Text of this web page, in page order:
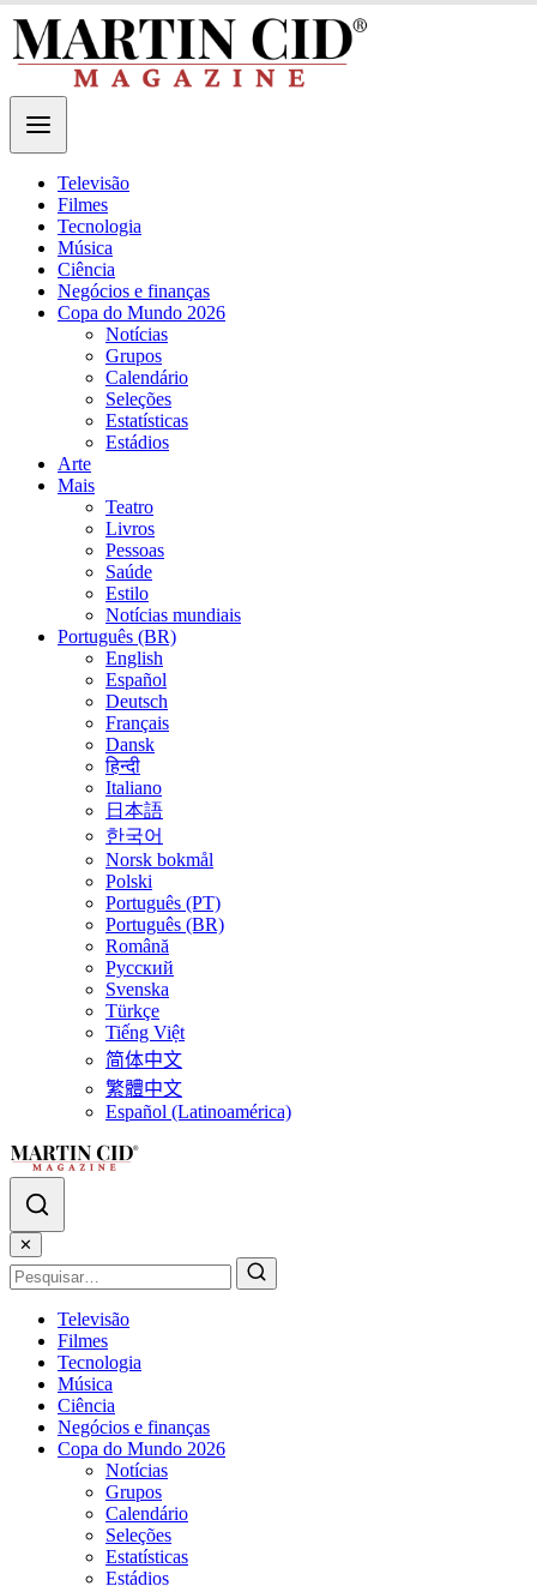
Televisão
Filmes
Tecnologia
Música
Ciência
Negócios e finanças
Copa do Mundo 2026
Notícias
Grupos
Calendário
Seleções
Estatísticas
Estádios
Arte
Mais
Teatro
Livros
Pessoas
Saúde
Estilo
Notícias mundiais
Português (BR)
English
Español
Deutsch
Français
Dansk
हिन्दी
Italiano
日本語
한국어
Norsk bokmål
Polski
Português (PT)
Português (BR)
Română
Русский
Svenska
Türkçe
Tiếng Việt
简体中文
繁體中文
Español (Latinoamérica)
✕
Televisão
Filmes
Tecnologia
Música
Ciência
Negócios e finanças
Copa do Mundo 2026
Notícias
Grupos
Calendário
Seleções
Estatísticas
Estádios